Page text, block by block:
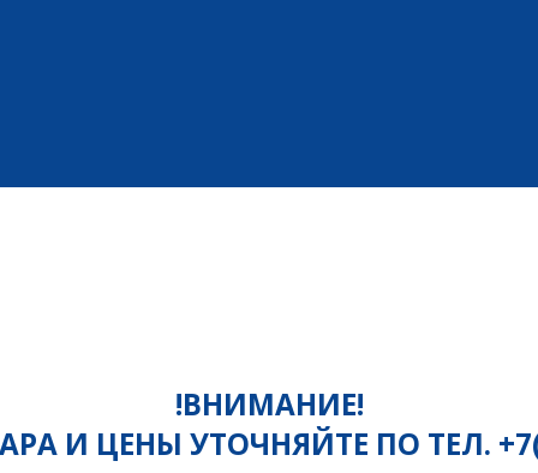
!ВНИМАНИЕ!
И ЦЕНЫ УТОЧНЯЙТЕ ПО ТЕЛ.